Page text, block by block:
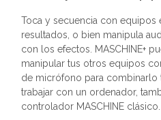
Toca y secuencia con equipos
resultados, o bien manipula
con los efectos. MASCHINE+
manipular tus otros equipos
de micrófono para combinarlo
trabajar con un ordenador,
controlador MASCHINE clásico.